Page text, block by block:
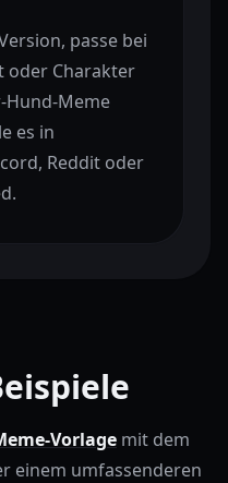
passe bei
oder Charakter
Hund-Meme
es in
Reddit oder
Vorlage mit dem
einem umfassenderen